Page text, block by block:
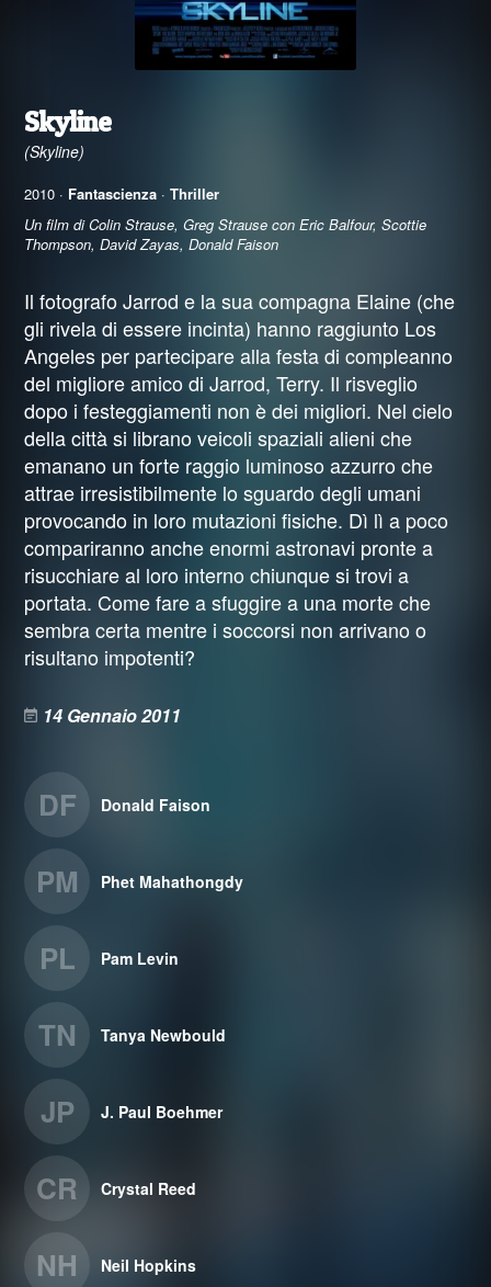
Skyline
(Skyline)
2010 · Fantascienza ·Thriller
Un film di Colin Strause, Greg Strause con Eric Balfour, Scottie
Thompson, David Zayas, Donald Faison
Il fotografo Jarrod e la sua compagna Elaine (che
gli rivela di essere incinta) hanno raggiunto Los
Angeles per partecipare alla festa di compleanno
del migliore amico di Jarrod, Terry. Il risveglio
dopo i festeggiamenti non è dei migliori. Nel cielo
della città si librano veicoli spaziali alieni che
emanano un forte raggio luminoso azzurro che
attrae irresistibilmente lo sguardo degli umani
provocando in loro mutazioni fisiche. Dì lì a poco
compariranno anche enormi astronavi pronte a
risucchiare al loro interno chiunque si trovi a
portata. Come fare a sfuggire a una morte che
sembra certa mentre i soccorsi non arrivano o
risultano impotenti?
14 Gennaio 2011
DF Donald Faison
PM Phet Mahathongdy
PL Pam Levin
TN Tanya Newbould
JP J. Paul Boehmer
CR Crystal Reed
NH Neil Hopkins